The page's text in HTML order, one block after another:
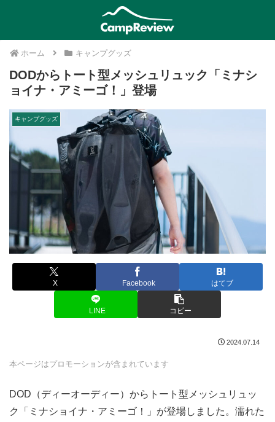
ホーム キャンプグッズ
DODからトート型メッシュリュック「ミナシ
ョイナ・アミーゴ！」登場
キャンプグッズ
X Facebook はてブ
LINE コピー
2024.07.14
本ページはプロモーションが含まれています
DOD（ディーオーディー）からトート型メッシュリュッ
ク「ミナショイナ・アミーゴ！」が登場しました。濡れた